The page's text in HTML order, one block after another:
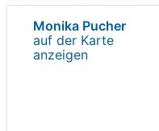
Monika Pucher
auf der Karte
anzeigen